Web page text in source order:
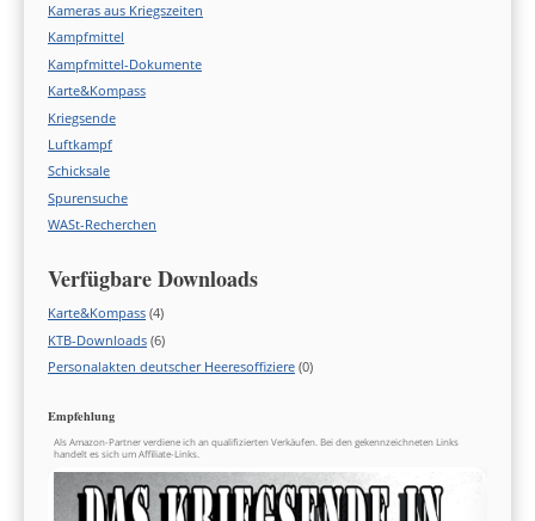
Kameras aus Kriegszeiten
Kampfmittel
Kampfmittel-Dokumente
Karte&Kompass
Kriegsende
Luftkampf
Schicksale
Spurensuche
WASt-Recherchen
Verfügbare Downloads
Karte&Kompass (4)
KTB-Downloads (6)
Personalakten deutscher Heeresoffiziere (0)
Empfehlung
Als Amazon-Partner verdiene ich an qualifizierten Verkäufen. Bei den gekennzeichneten Links
handelt es sich um Affiliate-Links.